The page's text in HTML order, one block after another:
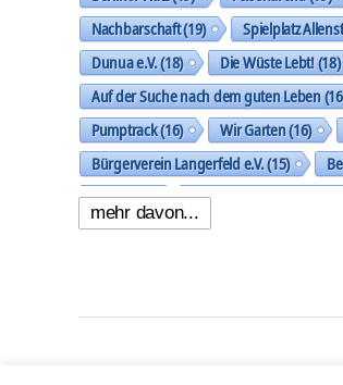
Nachbarschaft(19) Spielplatz
Dunua e.V.(18) Die Wüste Lebt!(18)
Auf der Suche nach dem guten Leben
Pumptrack(16) Wir Garten(16)
Bürgerverein Langerfeld e.V.(15)
Ideen(14) Nachbarschaftspark
Handlungsfeld Städtebau und Stadtgestalt
mehr davon...